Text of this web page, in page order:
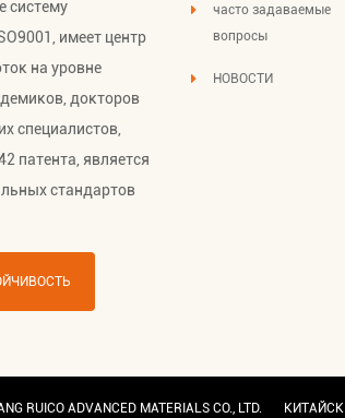
систему
имеет центр
на уровне
докторов
специалистов,
патента, является
стандартов
часто задаваемые
вопросы
НОВОСТИ
RUICO ADVANCED MATERIALS CO., LTD.